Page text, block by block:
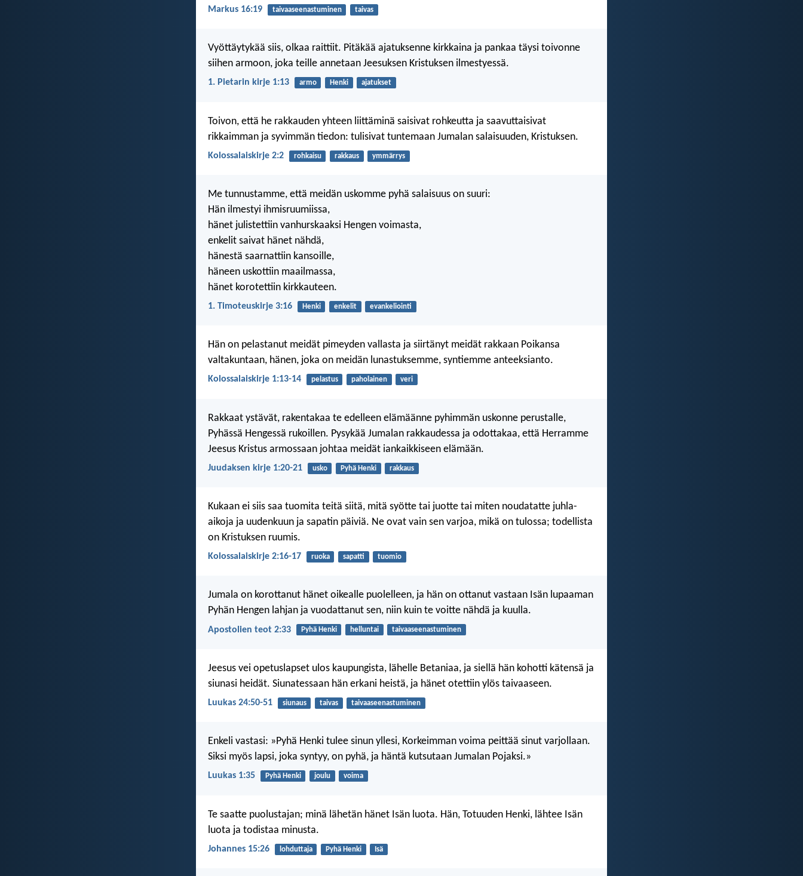
Markus 16:19 taivaaseenastuminen taivas
Vyöttäytykää siis, olkaa raittiit. Pitäkää ajatuksenne kirkkaina ja pankaa täysi toivonne
siihen armoon, joka teille annetaan Jeesuksen Kristuksen ilmestyessä.
1. Pietarin kirje 1:13 armo Henki ajatukset
Toivon, että he rakkauden yhteen liittäminä saisivat rohkeutta ja saavuttaisivat
rikkaimman ja syvimmän tiedon: tulisivat tuntemaan Jumalan salaisuuden, Kristuksen.
Kolossalaiskirje 2:2 rohkaisu rakkaus ymmärrys
Me tunnustamme, että meidän uskomme pyhä salaisuus on suuri:
Hän ilmestyi ihmisruumiissa,
hänet julistettiin vanhurskaaksi Hengen voimasta,
enkelit saivat hänet nähdä,
hänestä saarnattiin kansoille,
häneen uskottiin maailmassa,
hänet korotettiin kirkkauteen.
1. Timoteuskirje 3:16 Henki enkelit evankeliointi
Hän on pelastanut meidät pimeyden vallasta ja siirtänyt meidät rakkaan Poikansa
valtakuntaan, hänen, joka on meidän lunastuksemme, syntiemme anteeksianto.
Kolossalaiskirje 1:13-14 pelastus paholainen veri
Rakkaat ystävät, rakentakaa te edelleen elämäänne pyhimmän uskonne perustalle,
Pyhässä Hengessä rukoillen. Pysykää Jumalan rakkaudessa ja odottakaa, että Herramme
Jeesus Kristus armossaan johtaa meidät iankaikkiseen elämään.
Juudaksen kirje 1:20-21 usko Pyhä Henki rakkaus
Kukaan ei siis saa tuomita teitä siitä, mitä syötte tai juotte tai miten noudatatte juhla-
aikoja ja uudenkuun ja sapatin päiviä. Ne ovat vain sen varjoa, mikä on tulossa; todellista
on Kristuksen ruumis.
Kolossalaiskirje 2:16-17 ruoka sapatti tuomio
Jumala on korottanut hänet oikealle puolelleen, ja hän on ottanut vastaan Isän lupaaman
Pyhän Hengen lahjan ja vuodattanut sen, niin kuin te voitte nähdä ja kuulla.
Apostolien teot 2:33 Pyhä Henki helluntai taivaaseenastuminen
Jeesus vei opetuslapset ulos kaupungista, lähelle Betaniaa, ja siellä hän kohotti kätensä ja
siunasi heidät. Siunatessaan hän erkani heistä, ja hänet otettiin ylös taivaaseen.
Luukas 24:50-51 siunaus taivas taivaaseenastuminen
Enkeli vastasi: »Pyhä Henki tulee sinun yllesi, Korkeimman voima peittää sinut varjollaan.
Siksi myös lapsi, joka syntyy, on pyhä, ja häntä kutsutaan Jumalan Pojaksi.»
Luukas 1:35 Pyhä Henki joulu voima
Te saatte puolustajan; minä lähetän hänet Isän luota. Hän, Totuuden Henki, lähtee Isän
luota ja todistaa minusta.
Johannes 15:26 lohduttaja Pyhä Henki Isä